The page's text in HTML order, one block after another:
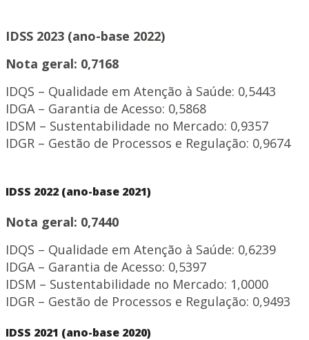
IDSS 2023 (ano-base 2022)
Nota geral: 0,7168
IDQS – Qualidade em Atenção à Saúde: 0,5443
IDGA – Garantia de Acesso: 0,5868
IDSM – Sustentabilidade no Mercado: 0,9357
IDGR – Gestão de Processos e Regulação: 0,9674
IDSS 2022 (ano-base 2021)
Nota geral: 0,7440
IDQS – Qualidade em Atenção à Saúde: 0,6239
IDGA – Garantia de Acesso: 0,5397
IDSM – Sustentabilidade no Mercado: 1,0000
IDGR – Gestão de Processos e Regulação: 0,9493
IDSS 2021 (ano-base 2020)